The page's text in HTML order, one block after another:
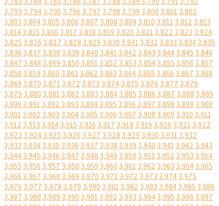
3,793 3,7943,795 3,796 3,797 3,798 3,799 3,800 3,8013,802
3,803 3,8043,805 3,806 3,807 3,808 3,809 3,810 3,8113,812 3,813
3,8143,815 3,816 3,817 3,818 3,819 3,820 3,8213,822 3,823 3,824
3,825 3,826 3,827 3,828 3,829 3,830 3,8313,832 3,833 3,8343,835
3,836 3,837 3,838 3,839 3,840 3,8413,842 3,843 3,8443,845 3,846
3,847 3,848 3,849 3,850 3,8513,852 3,853 3,8543,855 3,856 3,857
3,858 3,859 3,860 3,8613,862 3,863 3,8643,865 3,866 3,867 3,868
3,869 3,870 3,8713,872 3,873 3,8743,875 3,876 3,877 3,878
3,879 3,880 3,8813,882 3,883 3,8843,885 3,886 3,887 3,888 3,889
3,890 3,8913,892 3,893 3,8943,895 3,896 3,897 3,898 3,899 3,900
3,9013,902 3,903 3,9043,905 3,906 3,907 3,908 3,909 3,910 3,911
3,912 3,913 3,9143,915 3,916 3,917 3,918 3,919 3,920 3,9213,922
3,923 3,9243,925 3,926 3,927 3,928 3,929 3,930 3,9313,932
3,933 3,9343,935 3,936 3,937 3,938 3,939 3,940 3,9413,942 3,943
3,9443,945 3,946 3,947 3,948 3,949 3,950 3,9513,952 3,953 3,954
3,955 3,956 3,957 3,958 3,959 3,960 3,9613,962 3,963 3,9643,965
3,966 3,967 3,968 3,969 3,970 3,9713,972 3,973 3,9743,975
3,976 3,977 3,978 3,979 3,980 3,9813,982 3,983 3,9843,985 3,986
3,987 3,988 3,989 3,990 3,9913,992 3,993 3,9943,995 3,996 3,997